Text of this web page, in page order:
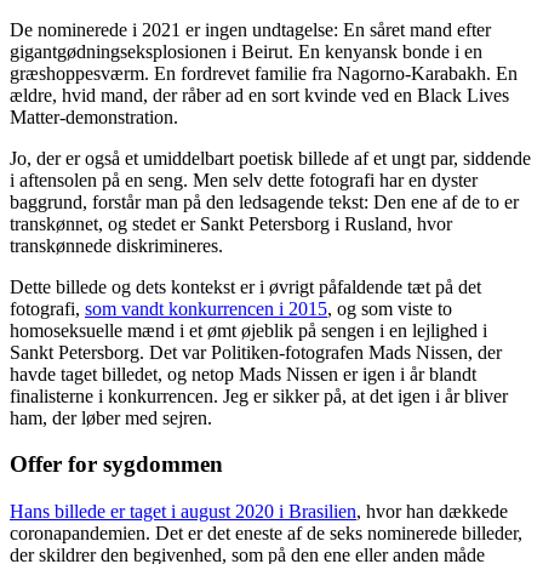
De nominerede i 2021 er ingen undtagelse: En såret mand efter
gigantgødningseksplosionen i Beirut. En kenyansk bonde i en
græshoppesværm. En fordrevet familie fra Nagorno-Karabakh. En
ældre, hvid mand, der råber ad en sort kvinde ved en Black Lives
Matter-demonstration.
Jo, der er også et umiddelbart poetisk billede af et ungt par, siddende
i aftensolen på en seng. Men selv dette fotografi har en dyster
baggrund, forstår man på den ledsagende tekst: Den ene af de to er
transkønnet, og stedet er Sankt Petersborg i Rusland, hvor
transkønnede diskrimineres.
Dette billede og dets kontekst er i øvrigt påfaldende tæt på det
fotografi, som vandt konkurrencen i 2015, og som viste to
homoseksuelle mænd i et ømt øjeblik på sengen i en lejlighed i
Sankt Petersborg. Det var Politiken-fotografen Mads Nissen, der
havde taget billedet, og netop Mads Nissen er igen i år blandt
finalisterne i konkurrencen. Jeg er sikker på, at det igen i år bliver
ham, der løber med sejren.
Offer for sygdommen
Hans billede er taget i august 2020 i Brasilien, hvor han dækkede
coronapandemien. Det er det eneste af de seks nominerede billeder,
der skildrer den begivenhed, som på den ene eller anden måde